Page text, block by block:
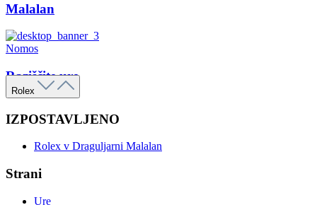
Malalan
Nomos
Raziščite ure
Rolex
IZPOSTAVLJENO
Rolex v Draguljarni Malalan
Strani
Ure